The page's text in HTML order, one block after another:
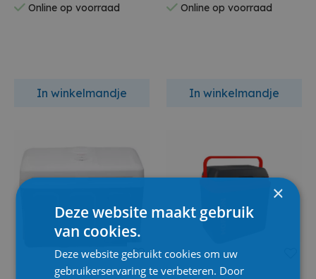
Online op voorraad
In winkelmandje
Online op voorraad
In winkelmandje
×
Deze website maakt gebruik
van cookies.
Deze website gebruikt cookies om uw
gebruikerservaring te verbeteren. Door